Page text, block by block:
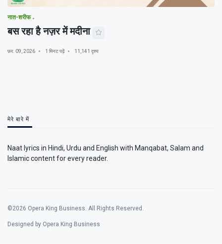
नात-शरीफ
बस रहा है नज़र में मदीना
फ़र. 09, 2026 1 मिनट पढ़ें 11,141 दृश्य
मेरे बारे में
Naat lyrics in Hindi, Urdu and English with Manqabat, Salam and
Islamic content for every reader.
©2026 Opera King Business. All Rights Reserved.
Designed by Opera King Business